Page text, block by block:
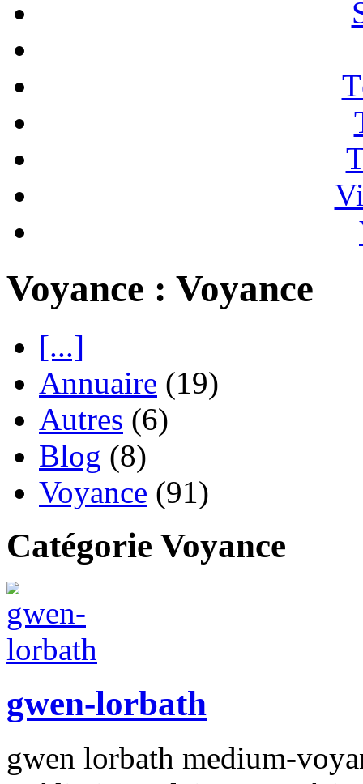
Voyance : Voyance
[...]
Annuaire (19)
Autres (6)
Blog (8)
Voyance (91)
Catégorie Voyance
gwen-lorbath
gwen lorbath medium-